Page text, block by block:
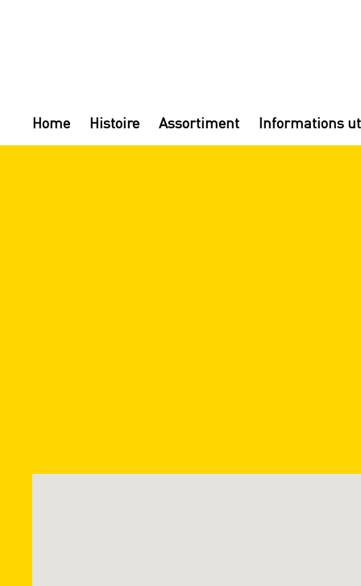
Home Histoire Assortiment Informations